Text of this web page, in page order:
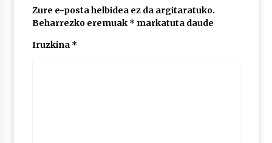
Zure e-posta helbidea ez da argitaratuko.
Beharrezko eremuak * markatuta daude
Iruzkina *